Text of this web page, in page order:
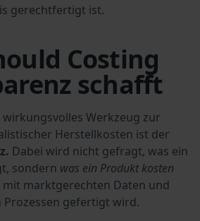
gerechtfertigt ist.
Costing
schafft
wirkungsvolles Werkzeug zur
Herstellkosten ist der
Dabei wird nicht gefragt, was ein
sondern was ein Produkt kosten
mit marktgerechten Daten und
Prozessen gefertigt wird.